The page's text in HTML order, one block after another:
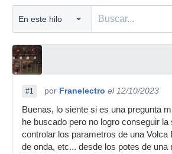
#1 por Franelectro el 12/10/2023
Buenas, lo siente si es una pregunta
he buscado pero no logro conseguir la
controlar los parametros de una Volca
de onda, etc... desde los potes de una